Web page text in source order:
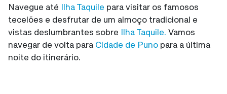
Navegue até Ilha Taquile para visitar os famosos
tecelões e desfrutar de um almoço tradicional e
vistas deslumbrantes sobre Ilha Taquile. Vamos
navegar de volta para Cidade de Puno para a última
noite do itinerário.